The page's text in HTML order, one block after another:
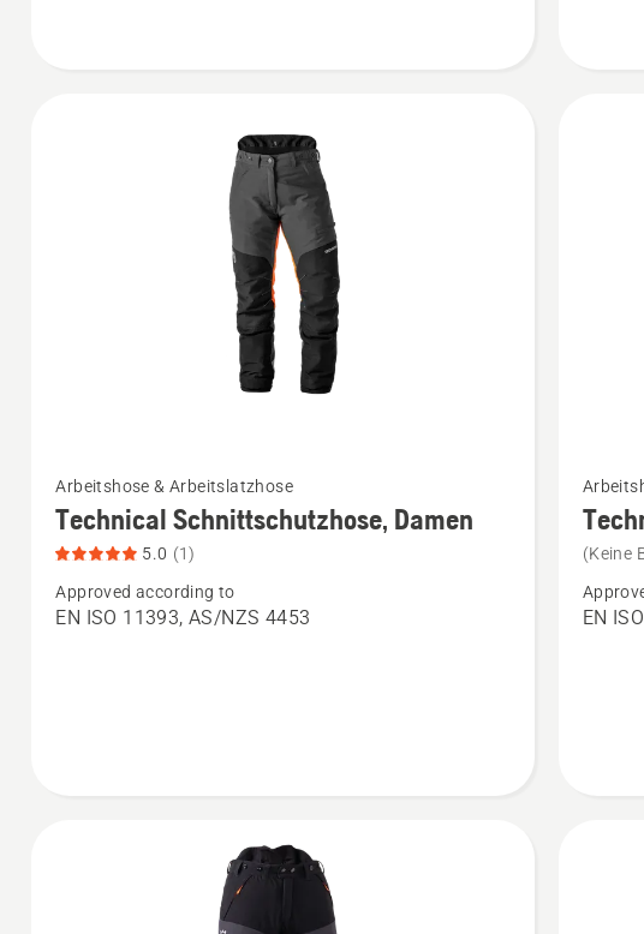
Details
Schnittschutzhose,
Arbeitshose & Arbeitslatzhose
Technical Schnittschutzhose, Damen
5.0 (1)
Approved according to
EN ISO 11393, AS/NZS 4453
Details
(Keine
EN